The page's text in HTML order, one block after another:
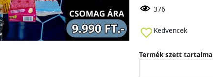
376
Kedvencek
Termék szett tartalma